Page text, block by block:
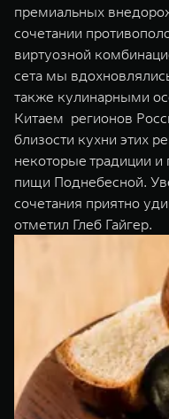
премиальных
сочетании
виртуозной
сета мы
также кулинарными
Китаем регионов
близости кухни этих
некоторые традиции
пищи Поднебесной.
сочетания приятно
отметил Глеб Гайгер.